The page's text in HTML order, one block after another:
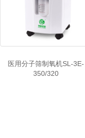
医用分子筛制氧机SL-3E-
350/320